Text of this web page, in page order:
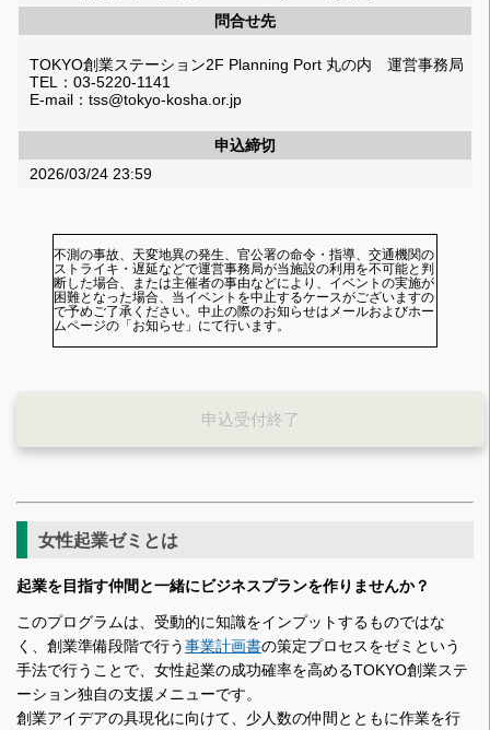
問合せ先
TOKYO創業ステーション2F Planning Port 丸の内 運営事務局
TEL：03-5220-1141
E-mail：tss@tokyo-kosha.or.jp
申込締切
2026/03/24 23:59
不測の事故、天変地異の発生、官公署の命令・指導、交通機関の
ストライキ・遅延などで運営事務局が当施設の利用を不可能と判
断した場合、または主催者の事由などにより、イベントの実施が
困難となった場合、当イベントを中止するケースがございますの
で予めご了承ください。中止の際のお知らせはメールおよびホー
ムページの「お知らせ」にて行います。
申込受付終了
女性起業ゼミとは
起業を目指す仲間と一緒にビジネスプランを作りませんか？
このプログラムは、受動的に知識をインプットするものではな
く、創業準備段階で行う事業計画書の策定プロセスをゼミという
手法で行うことで、女性起業の成功確率を高めるTOKYO創業ステ
ーション独自の支援メニューです。
創業アイデアの具現化に向けて、少人数の仲間とともに作業を行